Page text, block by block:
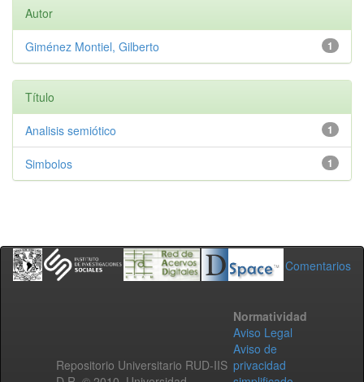
Autor
1
Giménez Montiel, Gilberto
Título
1
Analisis semiótico
1
Simbolos
Comentarios
Repositorio Universitario RUD-IIS
Normatividad
Aviso Legal
Aviso de
privacidad